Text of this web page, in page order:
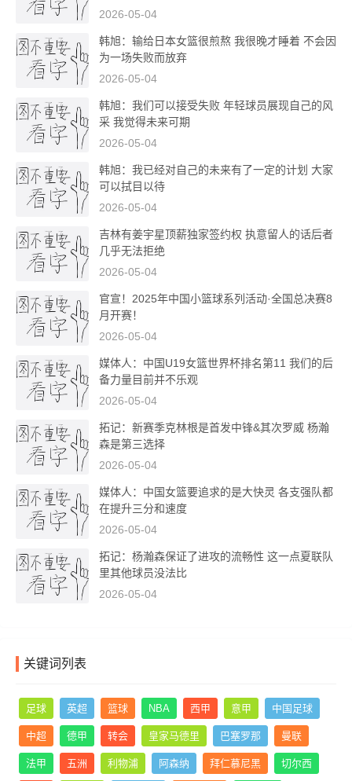
2026-05-04
韩旭：输给日本女篮很煎熬 我很晚才睡着 不会因
为一场失败而放弃
2026-05-04
韩旭：我们可以接受失败 年轻球员展现自己的风
采 我觉得未来可期
2026-05-04
韩旭：我已经对自己的未来有了一定的计划 大家
可以拭目以待
2026-05-04
吉林有姜宇星顶薪独家签约权 执意留人的话后者
几乎无法拒绝
2026-05-04
官宣！2025年中国小篮球系列活动·全国总决赛8
月开赛！
2026-05-04
媒体人：中国U19女篮世界杯排名第11 我们的后
备力量目前并不乐观
2026-05-04
拓记：新赛季克林根是首发中锋&其次罗威 杨瀚
森是第三选择
2026-05-04
媒体人：中国女篮要追求的是大快灵 各支强队都
在提升三分和速度
2026-05-04
拓记：杨瀚森保证了进攻的流畅性 这一点夏联队
里其他球员没法比
2026-05-04
关键词列表
足球 英超 篮球 NBA 西甲 意甲 中国足球
中超 德甲 转会 皇家马德里 巴塞罗那 曼联
法甲 五洲 利物浦 阿森纳 拜仁慕尼黑 切尔西